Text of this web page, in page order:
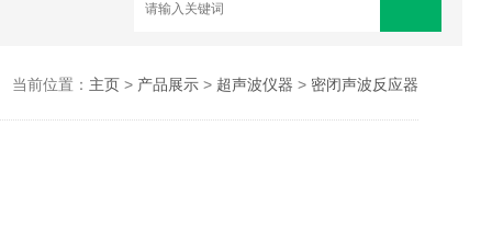
当前位置： 主页> 产品展示> 超声波仪器 > 密闭声波反应器